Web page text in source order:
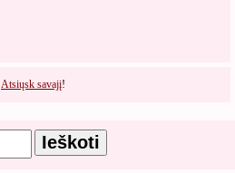
Atsiųsk savajį!